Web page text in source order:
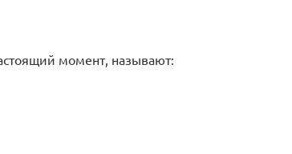
момент, называют: